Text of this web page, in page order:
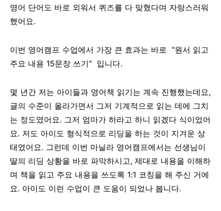
영어 단어도 바로 외워서 퀴즈를 다 맞혔다며 자랑스러워
했어요.
이번 영어캠프 수업에서 가장 큰 효과는 바로 "원서 읽고
주요 내용 15문장 쓰기" 입니다.
몇 년간 저는 아이들과 영어책 읽기는 계속 진행했는데요,
글의 수준이 올라가면서 그저 기계적으로 읽는 데에 그치
는 정도였어요. 그저 엄마가 하라고 하니 읽겠다 식이었어
요. 저도 아이도 형식적으로 리딩을 하는 것이 지겨운 상
태였어요. 그런데 이번 마닐라 영어캠프에서는 선생님이
딸의 리딩 상황을 바로 파악하시고, 제대로 내용을 이해하
며 책을 읽고 주요 내용을 쓰도록 1:1 코칭을 해 주신 거에
요. 아이도 이런 수업이 큰 도움이 되었나 봅니다.